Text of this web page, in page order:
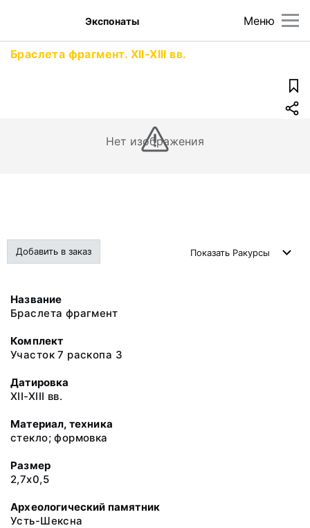
Меню
Экспонаты
Браслета фрагмент. XII-XIII вв.
Нет изображения
Добавить в заказ Показать Ракурсы
Название
Браслета фрагмент
Комплект
Участок 7 раскопа 3
Датировка
XII-XIII вв.
Материал, техника
стекло; формовка
Размер
2,7х0,5
Археологический памятник
Усть-Шексна